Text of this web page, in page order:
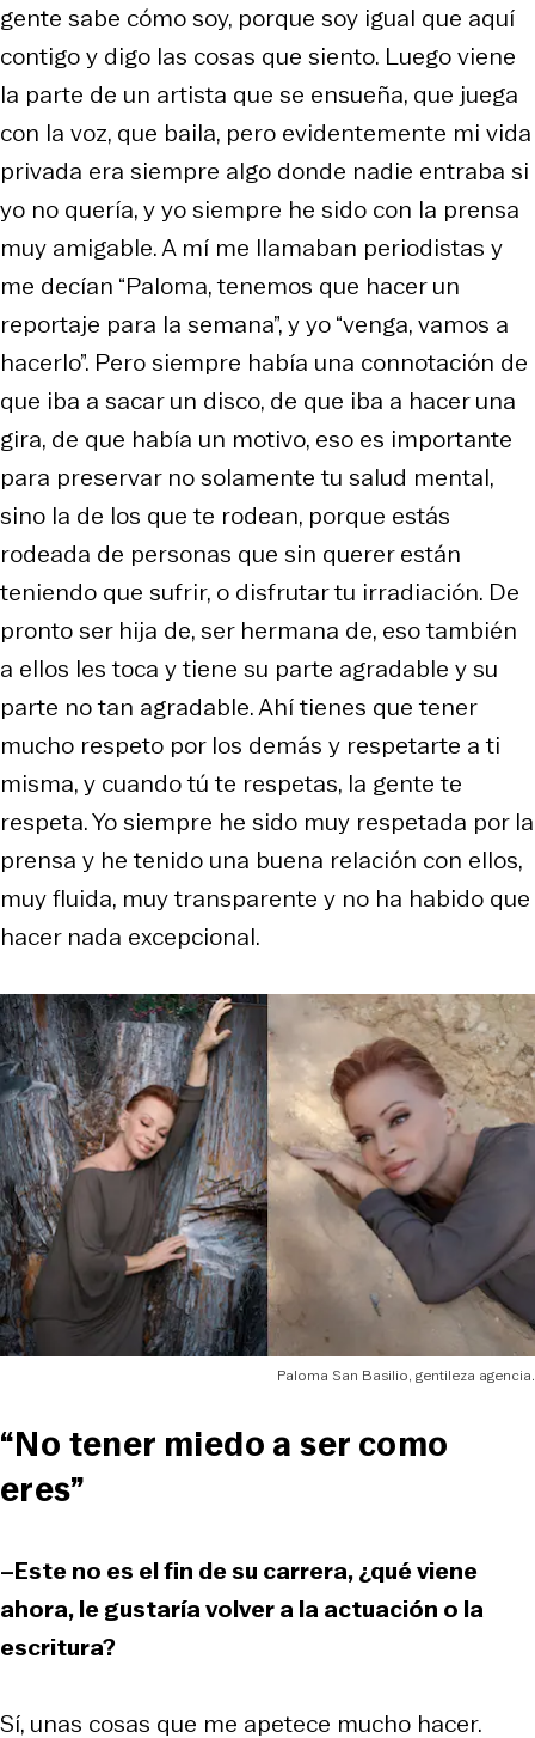
gente sabe cómo soy, porque soy igual que aquí
contigo y digo las cosas que siento. Luego viene
la parte de un artista que se ensueña, que juega
con la voz, que baila, pero evidentemente mi vida
privada era siempre algo donde nadie entraba si
yo no quería, y yo siempre he sido con la prensa
muy amigable. A mí me llamaban periodistas y
me decían “Paloma, tenemos que hacer un
reportaje para la semana”, y yo “venga, vamos a
hacerlo”. Pero siempre había una connotación de
que iba a sacar un disco, de que iba a hacer una
gira, de que había un motivo, eso es importante
para preservar no solamente tu salud mental,
sino la de los que te rodean, porque estás
rodeada de personas que sin querer están
teniendo que sufrir, o disfrutar tu irradiación. De
pronto ser hija de, ser hermana de, eso también
a ellos les toca y tiene su parte agradable y su
parte no tan agradable. Ahí tienes que tener
mucho respeto por los demás y respetarte a ti
misma, y cuando tú te respetas, la gente te
respeta. Yo siempre he sido muy respetada por la
prensa y he tenido una buena relación con ellos,
muy fluida, muy transparente y no ha habido que
hacer nada excepcional.
Paloma San Basilio, gentileza agencia.
“No tener miedo a ser como
eres”
–Este no es el fin de su carrera, ¿qué viene
ahora, le gustaría volver a la actuación o la
escritura?
Sí, unas cosas que me apetece mucho hacer.